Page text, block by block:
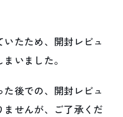
たため、開封レビュ
いました。
後での、開封レビュ
せんが、ご了承くだ